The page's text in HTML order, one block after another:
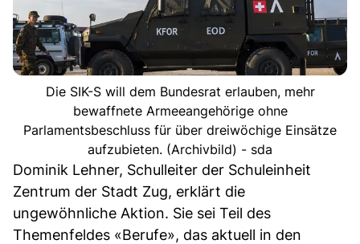
Die SIK-S will dem Bundesrat erlauben, mehr
bewaffnete Armeeangehörige ohne
Parlamentsbeschluss für über dreiwöchige Einsätze
aufzubieten. (Archivbild) - sda
Dominik Lehner, Schulleiter der Schuleinheit
Zentrum der Stadt Zug, erklärt die
ungewöhnliche Aktion. Sie sei Teil des
Themenfeldes «Berufe», das aktuell in den